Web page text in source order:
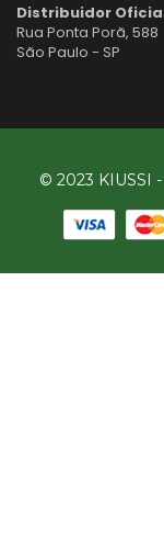
Distribuidor
Rua Ponta Porã, 588
São Paulo - SP
© 2023 KIUSSI